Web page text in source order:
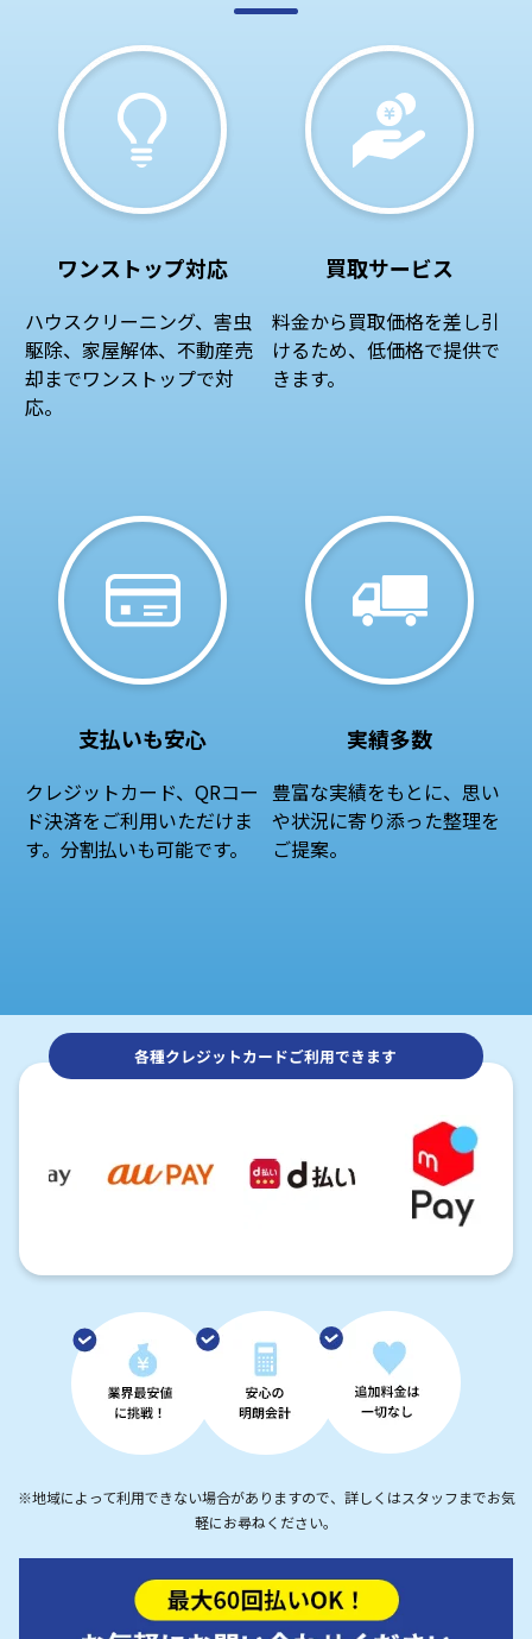
ワンストップ対応
ハウスクリーニング、害虫
駆除、家屋解体、不動産売
却までワンストップで対
応。
買取サービス
料金から買取価格を差し引
けるため、低価格で提供で
きます。
支払いも安心
クレジットカード、QRコー
ド決済をご利用いただけま
す。分割払いも可能です。
実績多数
豊富な実績をもとに、思い
や状況に寄り添った整理を
ご提案。
各種クレジットカードご利用できます
※地域によって利用できない場合がありますので、詳しくはスタッフまでお気
軽にお尋ねください。